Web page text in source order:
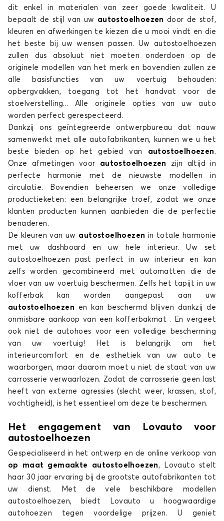
dit enkel in materialen van zeer goede kwaliteit. U
bepaalt de stijl van uw autostoelhoezendoor de stof,
kleuren en afwerkingen te kiezen die u mooi vindt en die
het beste bij uw wensen passen. Uw autostoelhoezen
zullen dus absoluut niet moeten onderdoen op de
originele modellen van het merk en bovendien zullen ze
alle basisfuncties van uw voertuig behouden:
opbergvakken, toegang tot het handvat voor de
stoelverstelling... Alle originele opties van uw auto
worden perfect gerespecteerd.
Dankzij ons geïntegreerde ontwerpbureau dat nauw
samenwerkt met alle autofabrikanten, kunnen we u het
beste bieden op het gebied van autostoelhoezen .
Onze afmetingen voor autostoelhoezen zijn altijd in
perfecte harmonie met de nieuwste modellen in
circulatie. Bovendien beheersen we onze volledige
productieketen: een belangrijke troef, zodat we onze
klanten producten kunnen aanbieden die de perfectie
benaderen.
De kleuren van uw autostoelhoezen in totale harmonie
met uw dashboard en uw hele interieur. Uw set
autostoelhoezen past perfect in uw interieur en kan
zelfs worden gecombineerd met automatten die de
vloer van uw voertuig beschermen. Zelfs het tapijt in uw
kofferbak kan worden aangepast aan uw
autostoelhoezen en kan beschermd blijven dankzij de
onmisbare aankoop van een kofferbakmat . En vergeet
ook niet de autohoes voor een volledige bescherming
van uw voertuig! Het is belangrijk om het
interieurcomfort en de esthetiek van uw auto te
waarborgen, maar daarom moet u niet de staat van uw
carrosserie verwaarlozen. Zodat de carrosserie geen last
heeft van externe agressies (slecht weer, krassen, stof,
vochtigheid), is het essentieel om deze te beschermen.
Het engagement van Lovauto voor
autostoelhoezen
Gespecialiseerd in het ontwerp en de online verkoop van
op maat gemaakte autostoelhoezen, Lovauto stelt
haar 30 jaar ervaring bij de grootste autofabrikanten tot
uw dienst. Met de vele beschikbare modellen
autostoelhoezen, biedt Lovauto u hoogwaardige
autohoezen tegen voordelige prijzen. U geniet